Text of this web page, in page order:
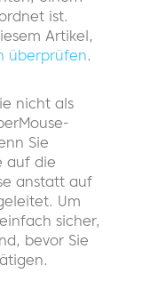
ist.
Artikel,
überprüfen.
nicht als
Sie
auf die
anstatt auf
Um
sicher,
bevor Sie